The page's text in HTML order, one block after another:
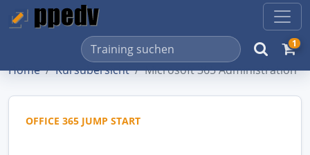
1
Home Kursübersicht Microsoft 365 Administration
OFFICE 365 JUMP START